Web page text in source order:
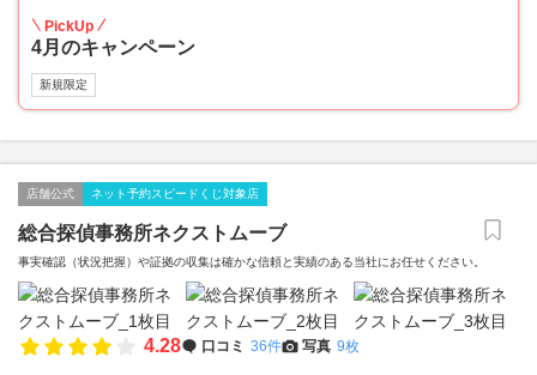
PickUp
4月のキャンペーン
新規限定
店舗公式 ネット予約スピードくじ対象店
総合探偵事務所ネクストムーブ
事実確認（状況把握）や証拠の収集は確かな信頼と実績のある当社にお任せください。
4.28 口コミ 36件 写真 9枚